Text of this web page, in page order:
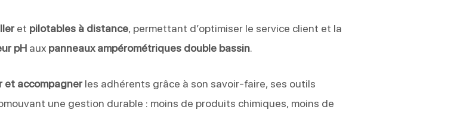
et pilotables à distance, permettant d’optimiser le service client et la
pH aux panneaux ampérométriques double bassin.
et accompagner les adhérents grâce à son savoir-faire, ses outils
une gestion durable : moins de produits chimiques, moins de